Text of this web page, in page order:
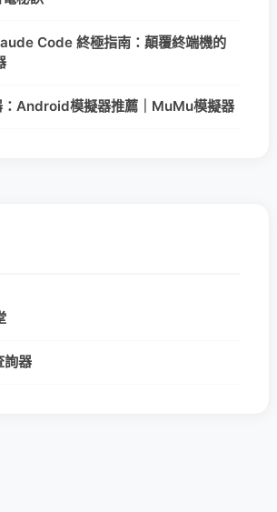
Code 終極指南：顛覆終端機的
：Android模擬器推薦｜MuMu模擬器
詢器